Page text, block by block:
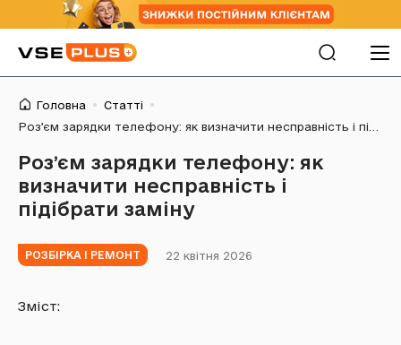
Головна
Статті
Розʼєм зарядки телефону: як
визначити несправність і
підібрати заміну
РОЗБІРКА І РЕМОНТ 22 квітня 2026
Зміст: